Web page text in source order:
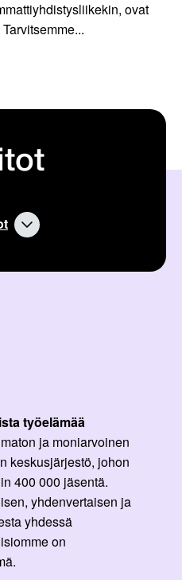
ovat
työelämää
ja moniarvoinen
keskusjärjestö, johon
400 000 jäsentä.
yhdenvertaisen ja
yhdessä
on